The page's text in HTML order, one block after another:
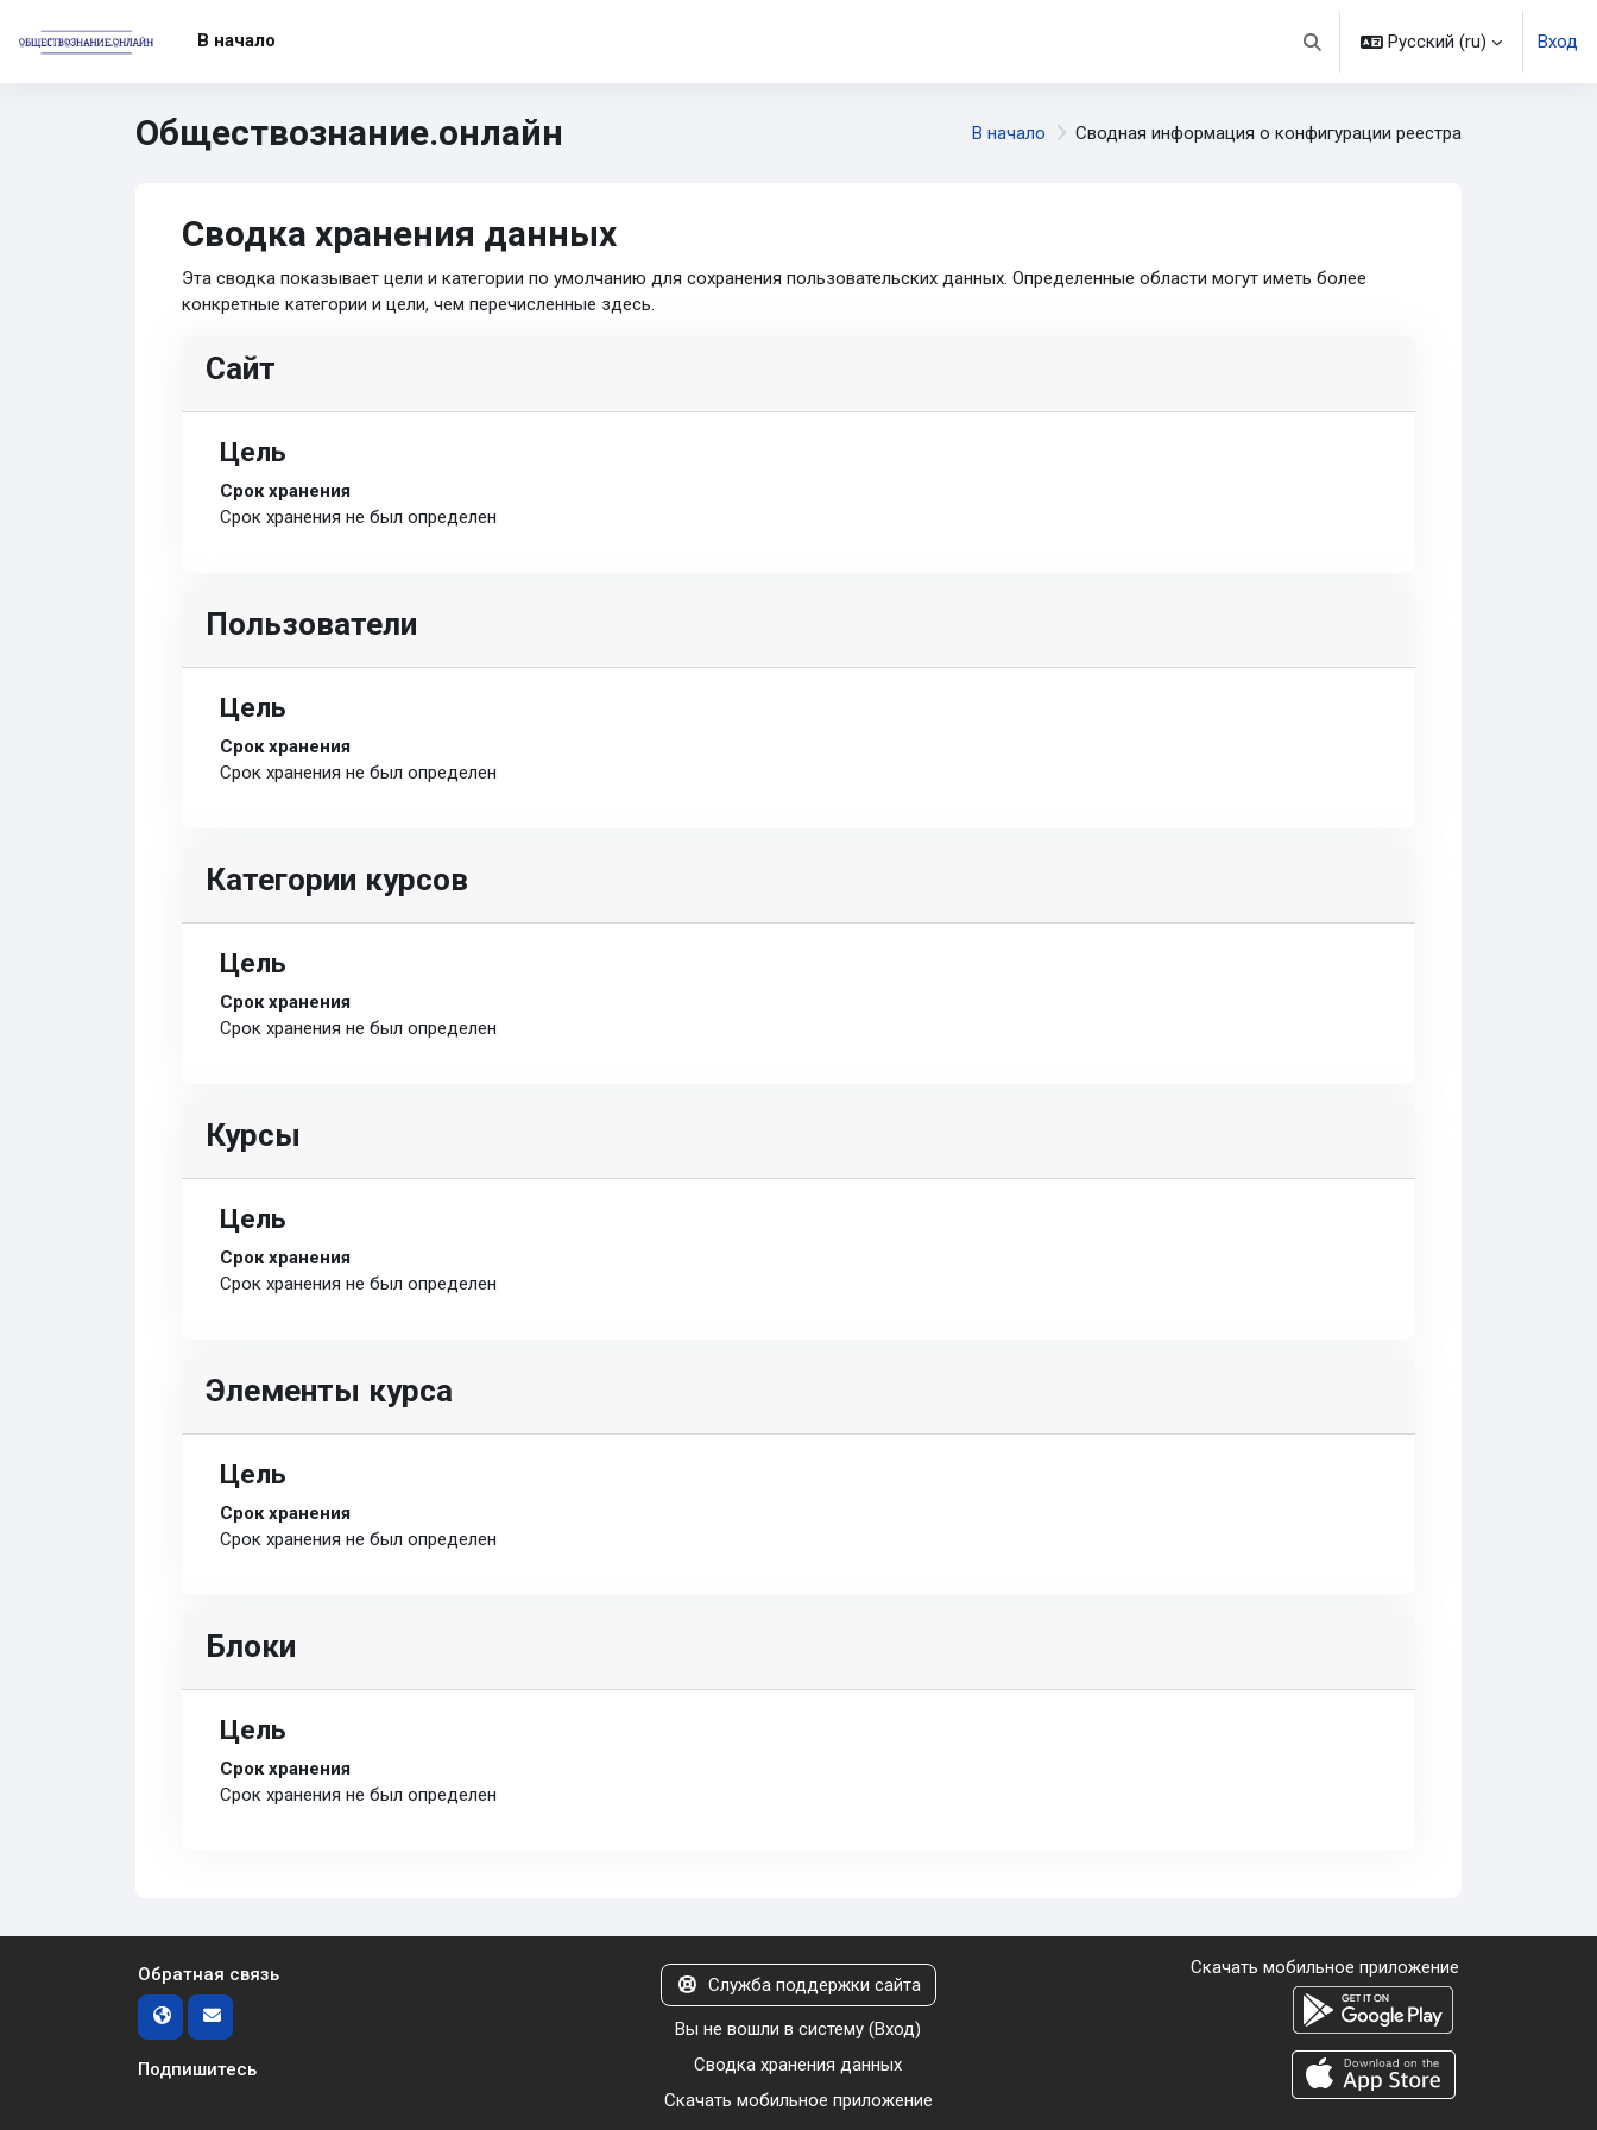
В начало
Изменить данные поисковой
Русский ‎(ru)‎ Вход
Обществознание.онлайн В начало Сводная информация о конфигурации реестра
Сводка хранения данных
Эта сводка показывает цели и категории по умолчанию для сохранения пользовательских данных. Определенные области могут иметь более
конкретные категории и цели, чем перечисленные здесь.
Сайт
Цель
Срок хранения
Срок хранения не был определен
Пользователи
Цель
Срок хранения
Срок хранения не был определен
Категории курсов
Цель
Срок хранения
Срок хранения не был определен
Курсы
Цель
Срок хранения
Срок хранения не был определен
Элементы курса
Цель
Срок хранения
Срок хранения не был определен
Блоки
Цель
Срок хранения
Срок хранения не был определен
Обратная связь
Подпишитесь
Служба поддержки сайта
Вы не вошли в систему (Вход)
Сводка хранения данных
Скачать мобильное приложение
Скачать мобильное приложение